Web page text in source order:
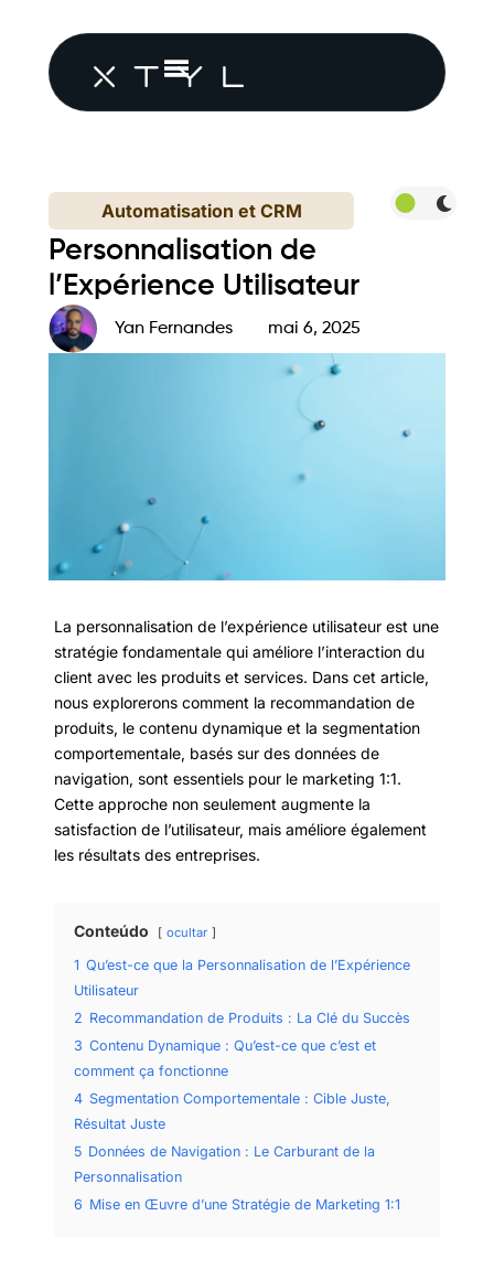
Automatisation et CRM
Personnalisation de
l’Expérience Utilisateur
Yan Fernandes mai 6, 2025
La personnalisation de l’expérience utilisateur est une
stratégie fondamentale qui améliore l’interaction du
client avec les produits et services. Dans cet article,
nous explorerons comment la recommandation de
produits, le contenu dynamique et la segmentation
comportementale, basés sur des données de
navigation, sont essentiels pour le marketing 1:1.
Cette approche non seulement augmente la
satisfaction de l’utilisateur, mais améliore également
les résultats des entreprises.
Conteúdo ocultar
1 Qu’est-ce que la Personnalisation de l’Expérience
Utilisateur
2 Recommandation de Produits : La Clé du Succès
3 Contenu Dynamique : Qu’est-ce que c’est et
comment ça fonctionne
4 Segmentation Comportementale : Cible Juste,
Résultat Juste
5 Données de Navigation : Le Carburant de la
Personnalisation
6 Mise en Œuvre d’une Stratégie de Marketing 1:1